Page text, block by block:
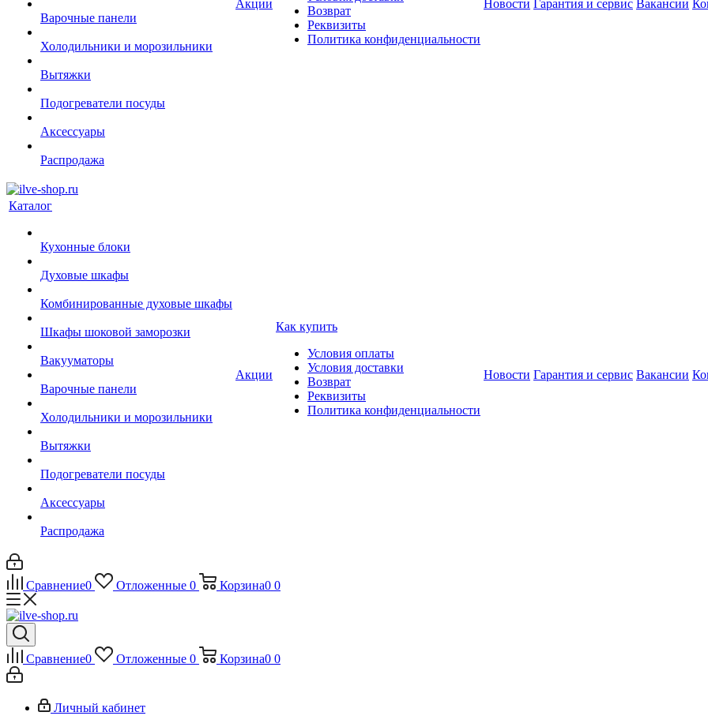
Варочные панели
Холодильники и морозильники
Вытяжки
Подогреватели посуды
Аксессуары
Распродажа
Акции
Возврат
Реквизиты
Политика конфиденциальности
Новости Гарантия и сервис Вакансии
Каталог
Кухонные блоки
Духовые шкафы
Комбинированные духовые шкафы
Шкафы шоковой заморозки
Вакууматоры
Варочные панели
Холодильники и морозильники
Вытяжки
Подогреватели посуды
Аксессуары
Распродажа
Акции
Как купить
Условия оплаты
Условия доставки
Возврат
Реквизиты
Политика конфиденциальности
Новости Гарантия и сервис Вакансии
Сравнение0 Отложенные 0 Корзина0 0
Сравнение0 Отложенные 0 Корзина0 0
Личный кабинет